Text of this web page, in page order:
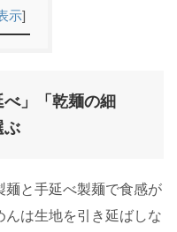
示]
」「乾麺の細
ぶ
麺と手延べ製麺で食感が
んは生地を引き延ばしな